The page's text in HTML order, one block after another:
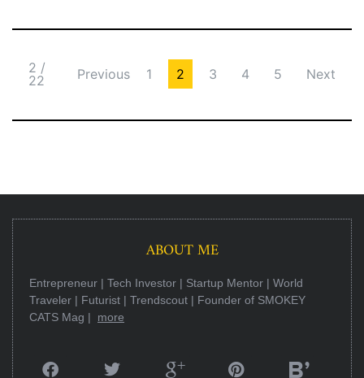
2 /
22
Previous 1 2 3 4 5 Next
ABOUT ME
Entrepreneur | Tech Investor | Startup Mentor | World
Traveler | Futurist | Trendscout | Founder of SMOKEY
CATS Mag | more